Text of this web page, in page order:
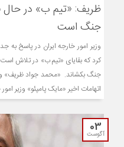
ظریف: «تیم ب» در
جنگ است
وزیر امور خارجه ایران در پاسخ به
کرد که بقایای «تیم ب» در تلاش
جنگ بکشاند. «محمد جواد ظریف»
اتهامات اخیر «مایک پامپئو» وزیر
03
آگوست